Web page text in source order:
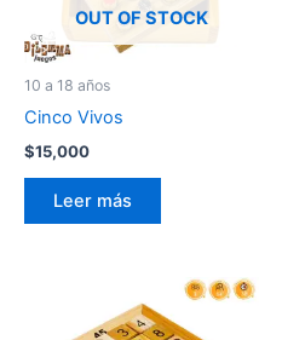
OUT OF STOCK
10 a 18 años
Cinco Vivos
$15,000
Leer más